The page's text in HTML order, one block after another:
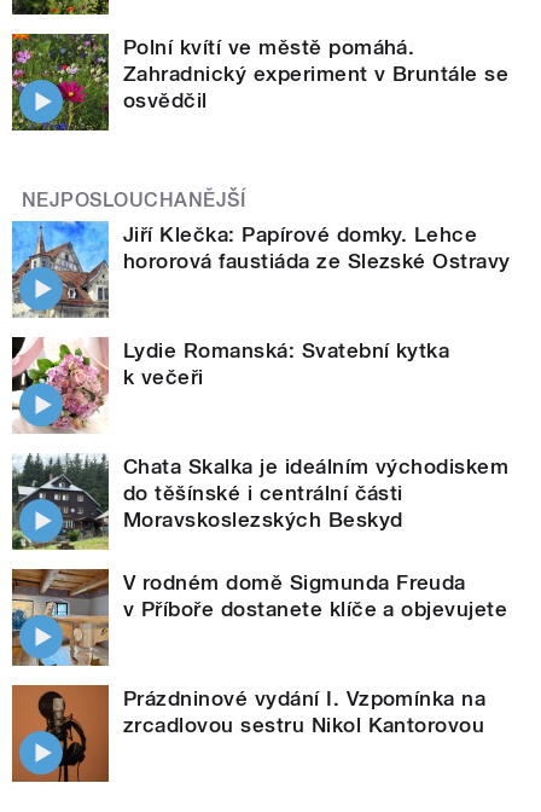
Polní kvítí ve městě pomáhá.
Zahradnický experiment v Bruntále se
osvědčil
NEJPOSLOUCHANĚJŠÍ
Jiří Klečka: Papírové domky. Lehce
hororová faustiáda ze Slezské Ostravy
Lydie Romanská: Svatební kytka
k večeři
Chata Skalka je ideálním východiskem
do těšínské i centrální části
Moravskoslezských Beskyd
V rodném domě Sigmunda Freuda
v Příboře dostanete klíče a objevujete
Prázdninové vydání I. Vzpomínka na
zrcadlovou sestru Nikol Kantorovou